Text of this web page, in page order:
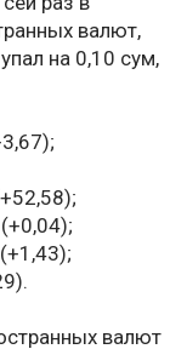
валют,
на 0,10 сум,
валют